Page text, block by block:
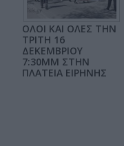
ΟΛΟΙ ΚΑΙ ΟΛΕΣ ΤΗΝ
ΤΡΙΤΗ 16
ΔΕΚΕΜΒΡΙΟΥ
7:30ΜΜ ΣΤΗΝ
ΠΛΑΤΕΙΑ ΕΙΡΗΝΗΣ